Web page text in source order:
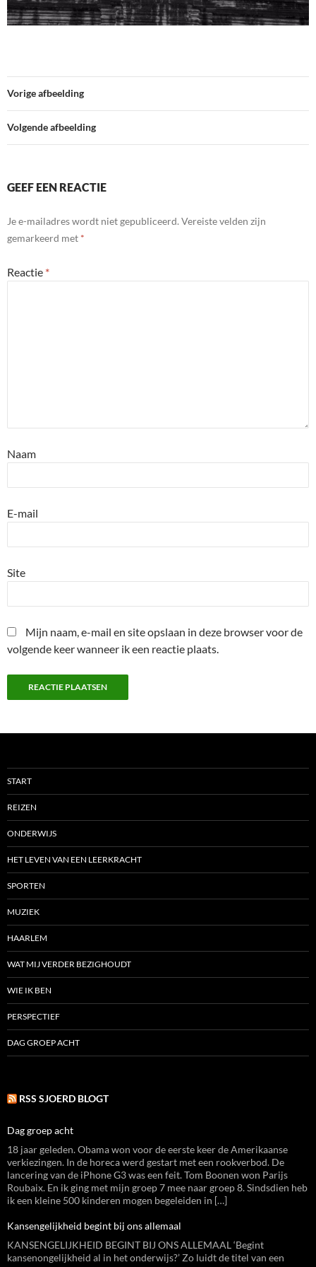
Vorige afbeelding
Volgende afbeelding
GEEF EEN REACTIE
Je e-mailadres wordt niet gepubliceerd.Vereiste velden zijn
gemarkeerd met *
Reactie *
Naam
E-mail
Site
Mijn naam, e-mail en site opslaan in deze browser voor de
volgende keer wanneer ik een reactie plaats.
START
REIZEN
ONDERWIJS
HET LEVEN VAN EEN LEERKRACHT
SPORTEN
MUZIEK
HAARLEM
WAT MIJ VERDER BEZIGHOUDT
WIE IK BEN
PERSPECTIEF
DAG GROEP ACHT
RSS SJOERD BLOGT
Dag groep acht
18 jaar geleden. Obama won voor de eerste keer de Amerikaanse
verkiezingen. In de horeca werd gestart met een rookverbod. De
lancering van de iPhone G3 was een feit. Tom Boonen won Parijs
Roubaix. En ik ging met mijn groep 7 mee naar groep 8. Sindsdien heb
ik een kleine 500 kinderen mogen begeleiden in […]
Kansengelijkheid begint bij ons allemaal
KANSENGELIJKHEID BEGINT BIJ ONS ALLEMAAL ‘Begint
kansenongelijkheid al in het onderwijs?’ Zo luidt de titel van een